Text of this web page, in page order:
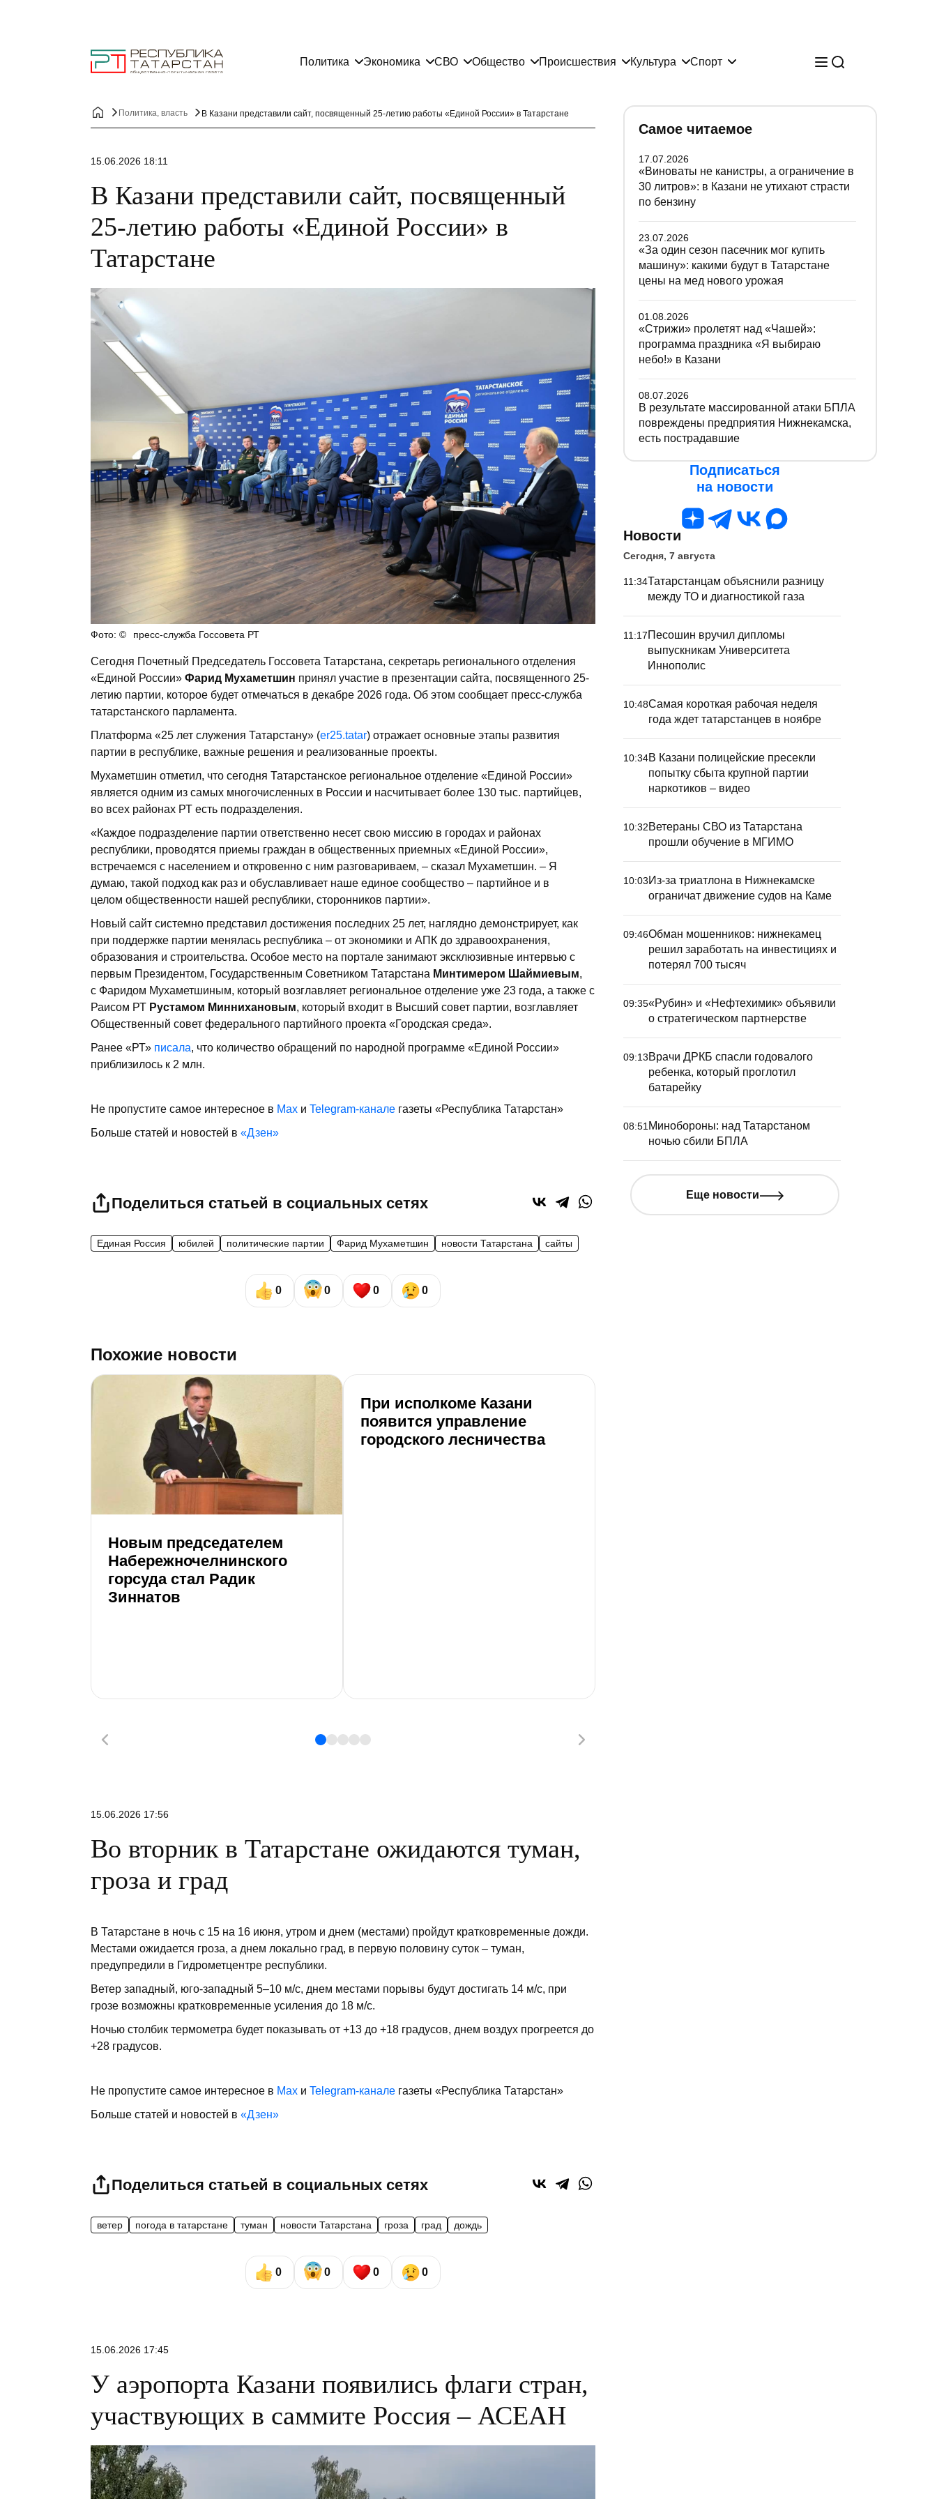
Политика Экономика СВО Общество Происшествия Культура Спорт
Политика, власть В Казани представили сайт, посвященный 25-летию работы «Единой России» в Татарстане
15.06.2026 18:11
В Казани представили сайт, посвященный
25-летию работы «Единой России» в
Татарстане
пресс-служба Госсовета РТ
Сегодня Почетный Председатель Госсовета Татарстана, секретарь регионального отделения
«Единой России» Фарид Мухаметшин принял участие в презентации сайта, посвященного 25-
летию партии, которое будет отмечаться в декабре 2026 года. Об этом сообщает пресс-служба
татарстанского парламента.
Платформа «25 лет служения Татарстану» (er25.tatar) отражает основные этапы развития
партии в республике, важные решения и реализованные проекты.
Мухаметшин отметил, что сегодня Татарстанское региональное отделение «Единой России»
является одним из самых многочисленных в России и насчитывает более 130 тыс. партийцев,
во всех районах РТ есть подразделения.
«Каждое подразделение партии ответственно несет свою миссию в городах и районах
республики, проводятся приемы граждан в общественных приемных «Единой России»,
встречаемся с населением и откровенно с ним разговариваем, – сказал Мухаметшин. – Я
думаю, такой подход как раз и обуславливает наше единое сообщество – партийное и в
целом общественности нашей республики, сторонников партии».
Новый сайт системно представил достижения последних 25 лет, наглядно демонстрирует, как
при поддержке партии менялась республика – от экономики и АПК до здравоохранения,
образования и строительства. Особое место на портале занимают эксклюзивные интервью с
первым Президентом, Государственным Советником Татарстана Минтимером Шаймиевым,
с Фаридом Мухаметшиным, который возглавляет региональное отделение уже 23 года, а также с
Раисом РТ Рустамом Миннихановым, который входит в Высший совет партии, возглавляет
Общественный совет федерального партийного проекта «Городская среда».
Ранее «РТ» писала, что количество обращений по народной программе «Единой России»
приблизилось к 2 млн.
Не пропустите самое интересное в Max и Telegram-канале газеты «Республика Татарстан»
Больше статей и новостей в «Дзен»
Поделиться статьей в социальных сетях
Единая Россия юбилей политические партии Фарид Мухаметшин новости Татарстана сайты
0 0 0 0
Похожие новости
Новым председателем
Набережночелнинского
горсуда стал Радик
Зиннатов
При исполкоме Казани
появится управление
городского лесничества
15.06.2026 17:56
Во вторник в Татарстане ожидаются туман,
гроза и град
В Татарстане в ночь с 15 на 16 июня, утром и днем (местами) пройдут кратковременные дожди.
Местами ожидается гроза, а днем локально град, в первую половину суток – туман,
предупредили в Гидрометцентре республики.
Ветер западный, юго-западный 5–10 м/с, днем местами порывы будут достигать 14 м/с, при
грозе возможны кратковременные усиления до 18 м/с.
Ночью столбик термометра будет показывать от +13 до +18 градусов, днем воздух прогреется до
+28 градусов.
Не пропустите самое интересное в Max и Telegram-канале газеты «Республика Татарстан»
Больше статей и новостей в «Дзен»
Поделиться статьей в социальных сетях
ветер погода в татарстане туман новости Татарстана гроза град дождь
0 0 0 0
15.06.2026 17:45
У аэропорта Казани появились флаги стран,
участвующих в саммите Россия – АСЕАН
Самое читаемое
17.07.2026
«Виноваты не канистры, а ограничение в
30 литров»: в Казани не утихают страсти
по бензину
23.07.2026
«За один сезон пасечник мог купить
машину»: какими будут в Татарстане
цены на мед нового урожая
01.08.2026
«Стрижи» пролетят над «Чашей»:
программа праздника «Я выбираю
небо!» в Казани
08.07.2026
В результате массированной атаки БПЛА
повреждены предприятия Нижнекамска,
есть пострадавшие
Подписаться
на новости
Новости
Сегодня, 7 августа
11:34Татарстанцам объяснили разницу
между ТО и диагностикой газа
11:17Песошин вручил дипломы
выпускникам Университета
Иннополис
10:48Самая короткая рабочая неделя
года ждет татарстанцев в ноябре
10:34В Казани полицейские пресекли
попытку сбыта крупной партии
наркотиков – видео
10:32Ветераны СВО из Татарстана
прошли обучение в МГИМО
10:03Из-за триатлона в Нижнекамске
ограничат движение судов на Каме
09:46Обман мошенников: нижнекамец
решил заработать на инвестициях и
потерял 700 тысяч
09:35«Рубин» и «Нефтехимик» объявили
о стратегическом партнерстве
09:13Врачи ДРКБ спасли годовалого
ребенка, который проглотил
батарейку
08:51 Минобороны: над Татарстаном
ночью сбили БПЛА
Еще новости